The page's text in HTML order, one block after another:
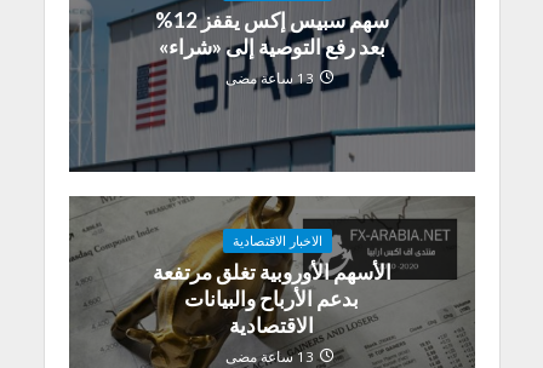
سهم سبيس إكس يقفز 12%
بعد رفع التوصية إلى «شراء»
13 ساعة مضى
الاخبار الاقتصادية
الأسهم الأوروبية تغلق مرتفعة
بدعم الأرباح والبيانات
الاقتصادية
13 ساعة مضى